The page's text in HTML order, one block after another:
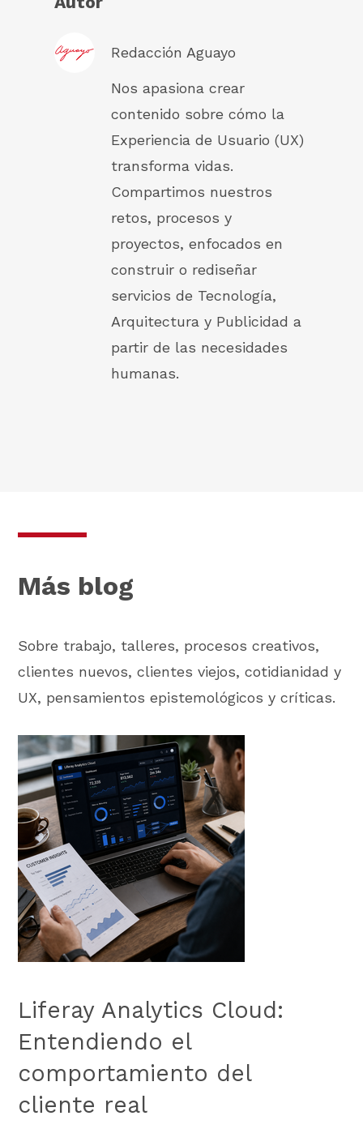
Redacción Aguayo
Nos apasiona crear
contenido sobre cómo la
Experiencia de Usuario (UX)
transforma vidas.
Compartimos nuestros
retos, procesos y
proyectos, enfocados en
construir o rediseñar
servicios de Tecnología,
Arquitectura y Publicidad a
partir de las necesidades
humanas.
Más blog
Sobre trabajo, talleres, procesos creativos,
clientes nuevos, clientes viejos, cotidianidad y
UX, pensamientos epistemológicos y críticas.
Liferay Analytics Cloud:
Entendiendo el
comportamiento del
cliente real